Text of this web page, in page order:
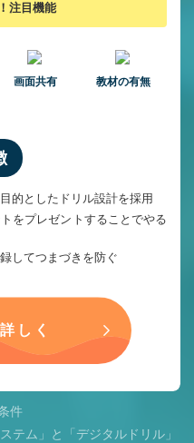
注目機能
画面共有 教材の有無
的としたドリル設計を採用
をプレゼントすることでやる
してつまづきを防ぐ
しく
件
テム」と「デジタルドリル」